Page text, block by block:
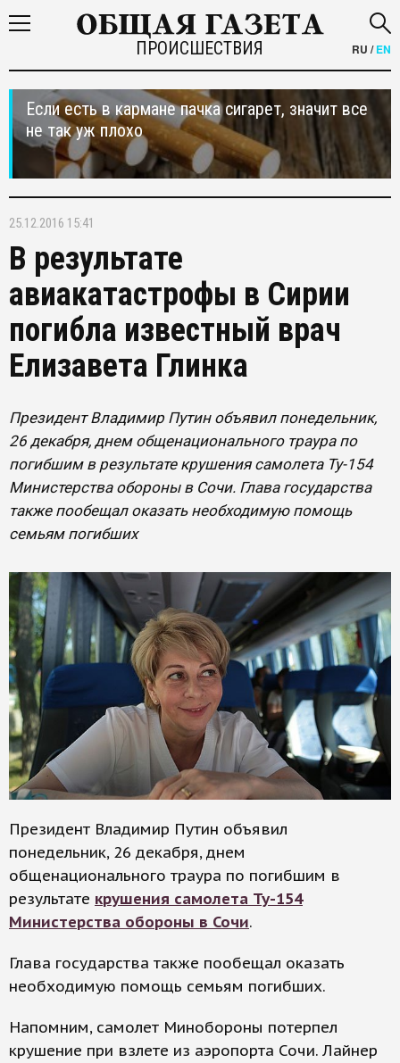
ПРОИСШЕСТВИЯ RU /EN
Если есть в кармане пачка сигарет, значит все
не так уж плохо
25.12.2016 15:41
В результате
авиакатастрофы в Сирии
погибла известный врач
Елизавета Глинка
Президент Владимир Путин объявил понедельник,
26 декабря, днем общенационального траура по
погибшим в результате крушения самолета Ту-154
Министерства обороны в Сочи. Глава государства
также пообещал оказать необходимую помощь
семьям погибших
Президент Владимир Путин объявил
понедельник, 26 декабря, днем
общенационального траура по погибшим в
результате крушения самолета Ту-154
Министерства обороны в Сочи.
Глава государства также пообещал оказать
необходимую помощь семьям погибших.
Напомним, самолет Минобороны потерпел
крушение при взлете из аэропорта Сочи. Лайнер